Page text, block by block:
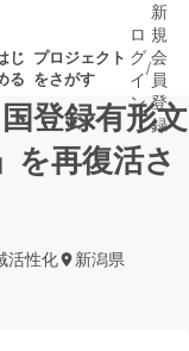
じ
る
プロジェクト
をさがす
近いプ
ロ
グ
イ
ン
/
新
規
会
員
登
録
登録有形文
を再復活さ
活性化 新潟県